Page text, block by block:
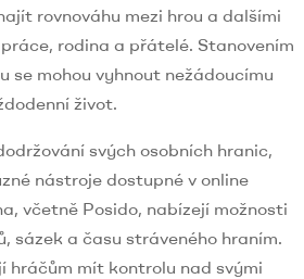
rovnováhu mezi hrou a dalšími
rodina a přátelé. Stanovením
se mohou vyhnout nežádoucímu
život.
svých osobních hranic,
nástroje dostupné v online
včetně Posido, nabízejí možnosti
sázek a času stráveného hraním.
hráčům mít kontrolu nad svými